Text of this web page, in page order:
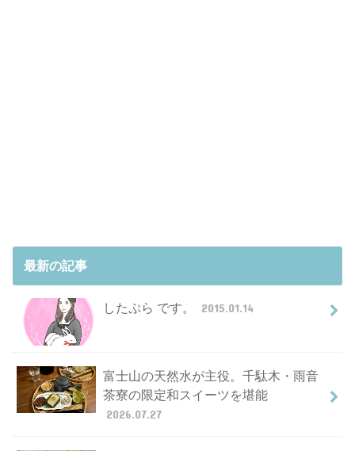
最新の記事
したぷら です。 2015.01.14
富士山の天然水が主役。千駄木・雨音
茶寮の限定和スイーツを堪能
2026.07.27